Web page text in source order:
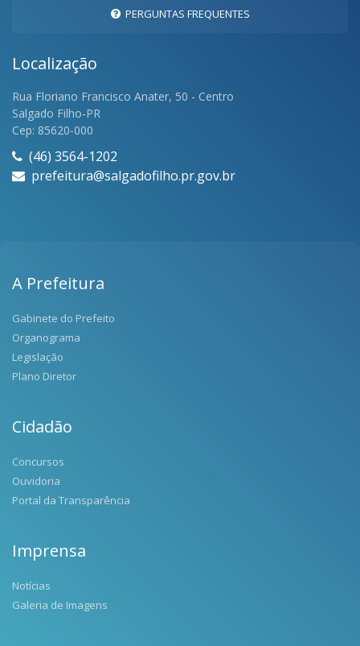
PERGUNTAS FREQUENTES
Localização
Rua Floriano Francisco Anater, 50 - Centro
Salgado Filho-PR
Cep: 85620-000
(46) 3564-1202
prefeitura@salgadofilho.pr.gov.br
A Prefeitura
Gabinete do Prefeito
Organograma
Legislação
Plano Diretor
Cidadão
Concursos
Ouvidoria
Portal da Transparência
Imprensa
Notícias
Galeria de Imagens